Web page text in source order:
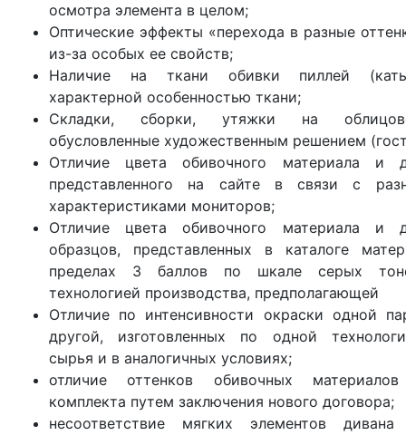
осмотра элемента в целом;
Оптические эффекты «перехода в разные
из-за особых ее свойств;
Наличие на ткани обивки пиллей
характерной особенностью ткани;
Складки, сборки, утяжки на
обусловленные художественным решением
Отличие цвета обивочного материала и
представленного на сайте в связи с
характеристиками мониторов;
Отличие цвета обивочного материала и
образцов, представленных в каталоге
пределах 3 баллов по шкале серых
технологией производства, предполагающей
Отличие по интенсивности окраски одной
другой, изготовленных по одной
сырья и в аналогичных условиях;
отличие оттенков обивочных
комплекта путем заключения нового договора;
несоответствие мягких элементов